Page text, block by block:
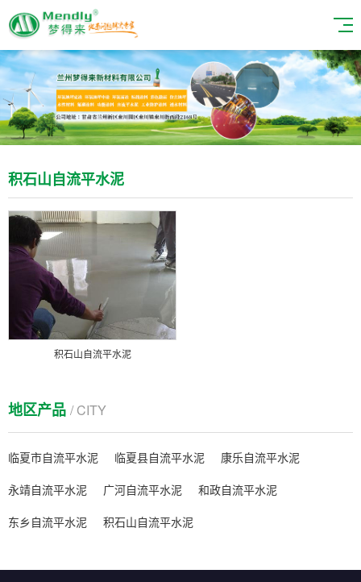
积石山自流平水泥
积石山自流平水泥
地区产品 / CITY
临夏市自流平水泥 临夏县自流平水泥
康乐自流平水泥
永靖自流平水泥
广河自流平水泥
和政自流平水泥
东乡自流平水泥
积石山自流平水泥